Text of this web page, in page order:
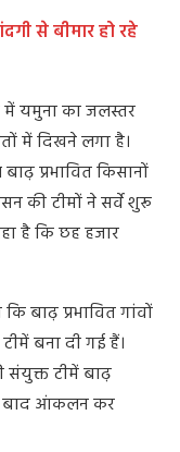
से बीमार हो रहे
यमुना का जलस्तर
में दिखने लगा है।
प्रभावित किसानों
की टीमों ने सर्वे शुरू
है कि छह हजार
बाढ़ प्रभावित गांवों
बना दी गई हैं।
संयुक्त टीमें बाढ़
बाद आंकलन कर